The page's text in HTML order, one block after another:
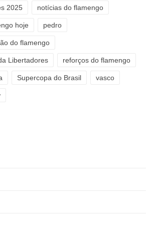
2025 notícias do flamengo
hoje pedro
do flamengo
Libertadores reforços do flamengo
Supercopa do Brasil vasco